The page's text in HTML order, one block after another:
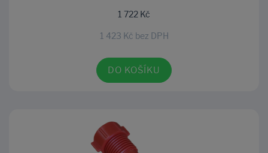
1 722 Kč
1 423 Kč bez DPH
DO KOŠÍKU